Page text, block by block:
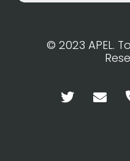
© 2023 APEL.